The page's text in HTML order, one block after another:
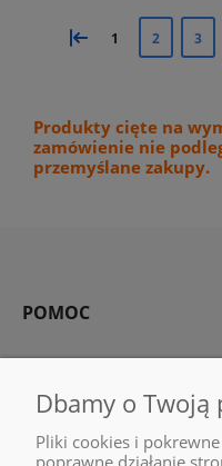
« 1 2 3
Produkty cięte na
zamówienie nie
przemyślane zakupy.
POMOC
PŁATNOŚCI I DOSTAWA
Dbamy o
Pliki cookies i
poprawne działanie